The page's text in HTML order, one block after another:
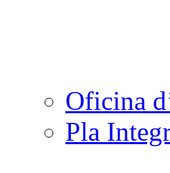
Oficina
Pla